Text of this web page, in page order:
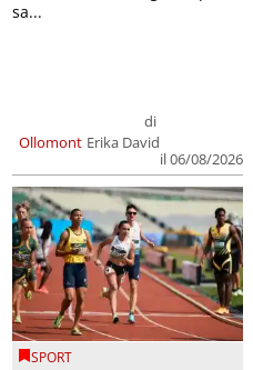
Ollomont
di
Erika David
il 06/08/2026
sa...
SPORT